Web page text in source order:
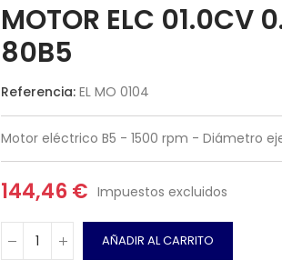
MOTOR ELC 01.0CV
80B5
Referencia: EL MO 0104
Motor eléctrico B5 - 1500 rpm - Diámetro
144,46 € Impuestos excluidos
AÑADIR AL CARRITO